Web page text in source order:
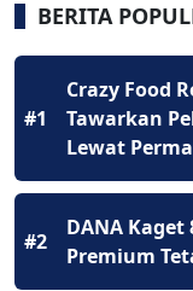
BERITA
#1
Crazy Food
Tawarkan
Lewat
#2
DANA Kaget
Premium